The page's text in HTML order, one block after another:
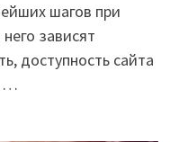
шагов при
зависят
доступность сайта
…